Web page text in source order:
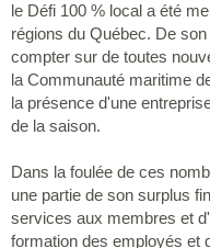
le Défi 100 % local a été
régions du Québec. De
compter sur de toutes
la Communauté maritime
la présence d'une
de la saison.
Dans la foulée de ces
une partie de son surplus
services aux membres et
formation des employés et